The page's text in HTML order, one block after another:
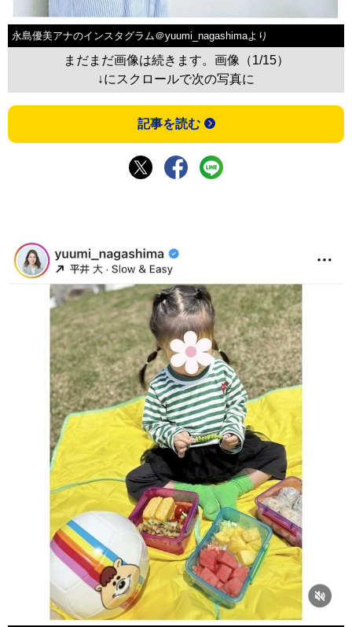
永島優美アナのインスタグラム＠yuumi_nagashimaより
まだまだ画像は続きます。画像（1/15）
↓にスクロールで次の写真に
記事を読む